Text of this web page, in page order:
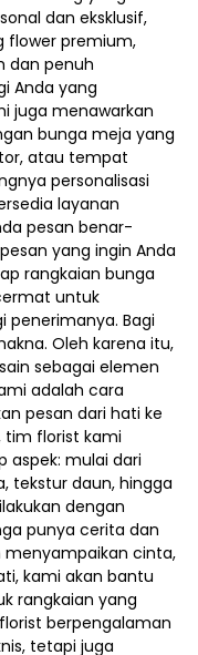
dan eksklusif,
flower premium,
dan penuh
Anda yang
juga menawarkan
bunga meja yang
atau tempat
personalisasi
layanan
pesan benar-
yang ingin Anda
rangkaian bunga
untuk
Bagi
Oleh karena itu,
sebagai elemen
adalah cara
pesan dari hati ke
tim florist kami
aspek: mulai dari
tekstur daun, hingga
dengan
punya cerita dan
menyampaikan cinta,
kami akan bantu
rangkaian yang
berpengalaman
tetapi juga